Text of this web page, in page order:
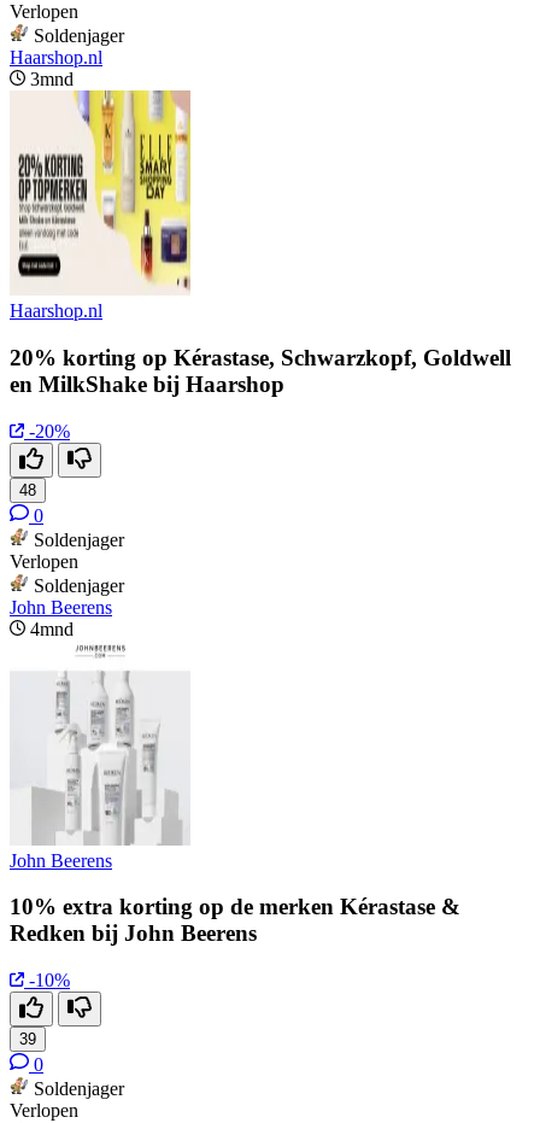
Verlopen
Soldenjager
Haarshop.nl
3mnd
Haarshop.nl
20% korting op Kérastase, Schwarzkopf, Goldwell
en MilkShake bij Haarshop
-20%
48
0
Soldenjager
Verlopen
Soldenjager
John Beerens
4mnd
John Beerens
10% extra korting op de merken Kérastase &
Redken bij John Beerens
-10%
39
0
Soldenjager
Verlopen